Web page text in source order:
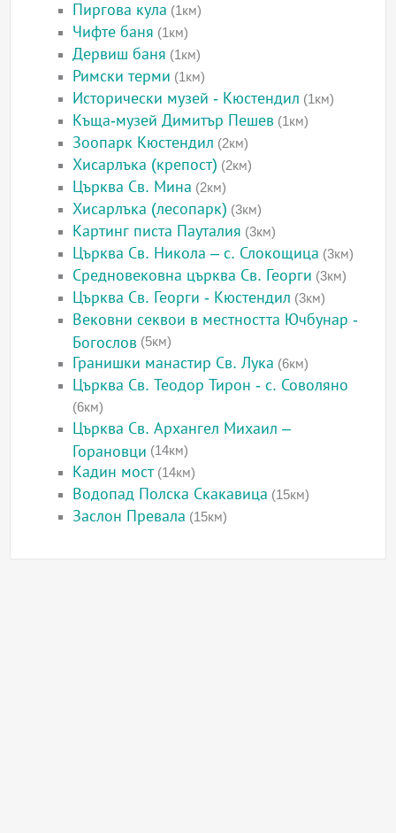
Пиргова кула (1км)
Чифте баня (1км)
Дервиш баня (1км)
Римски терми (1км)
Исторически музей - Кюстендил (1км)
Къща-музей Димитър Пешев (1км)
Зоопарк Кюстендил (2км)
Хисарлъка (крепост) (2км)
Църква Св. Мина (2км)
Хисарлъка (лесопарк) (3км)
Картинг писта Пауталия (3км)
Църква Св. Никола – с. Слокощица (3км)
Средновековна църква Св. Георги (3км)
Църква Св. Георги - Кюстендил (3км)
Вековни секвои в местността Ючбунар -
Богослов (5км)
Гранишки манастир Св. Лука (6км)
Църква Св. Теодор Тирон - с. Соволяно
(6км)
Църква Св. Архангел Михаил –
Горановци (14км)
Кадин мост(14км)
Водопад Полска Скакавица (15км)
Заслон Превала (15км)